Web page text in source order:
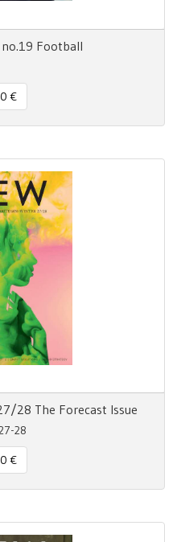
Football
€
28 The Forecast Issue
28
€